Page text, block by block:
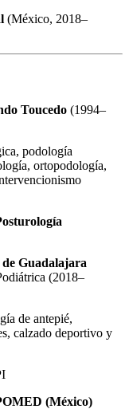
(México, 2018–
Toucedo (1994–
podología
ortopodología,
Guadalajara
(2018–
de antepié,
calzado deportivo y
(México)